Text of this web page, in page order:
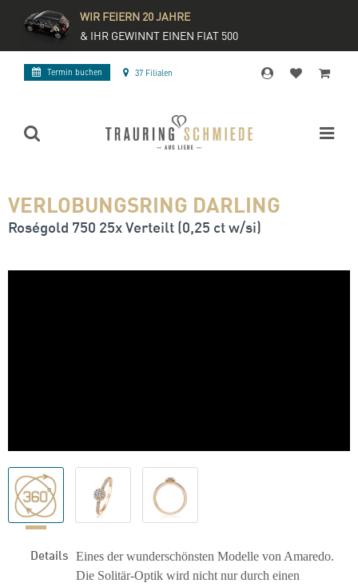
WIR FEIERN 20 JAHRE
& IHR GEWINNT EINEN FIAT 500
Termin buchen 37 Filialen
VERLOBUNGSRING DARLING
Roségold 750 25x Verteilt (0,25 ct w/si)
Details Eines der wunderschönsten Modelle von Amaredo.
Die Solitär-Optik wird nicht nur durch einen